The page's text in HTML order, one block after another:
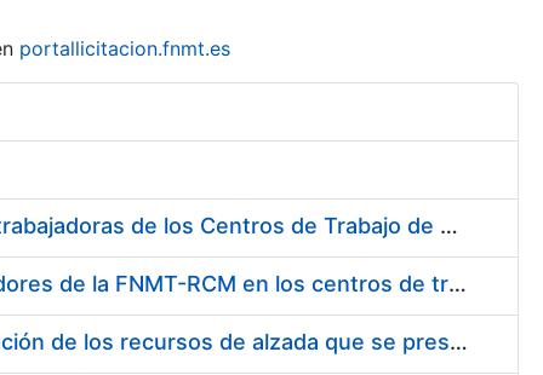
portallicitacion.fnmt.es
Suministro de Protectores Auditivos a medida para las personas trabajadoras de los Centros de Trabajo de Madrid y Burgos
Suministro de gafas graduadas antiproyecciones para los trabajadores de la FNMT-RCM en los centros de trabajo de Madrid y Burgos
Servicios de una empresa externa para el asesoramiento y resolución de los recursos de alzada que se presentan relacionados con procesos de selección para la FNMT-RCM